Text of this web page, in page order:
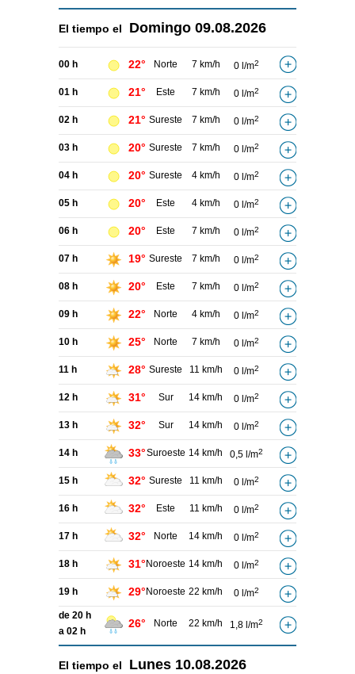
El tiempo el Domingo 09.08.2026
00 h 22° Norte 7 km/h 0 l/m2
01 h 21° Este 7 km/h 0 l/m2
02 h 21° Sureste 7 km/h 0 l/m2
03 h 20° Sureste 7 km/h 0 l/m2
04 h 20° Sureste 4 km/h 0 l/m2
05 h 20° Este 4 km/h 0 l/m2
06 h 20° Este 7 km/h 0 l/m2
07 h 19° Sureste 7 km/h 0 l/m2
08 h 20° Este 7 km/h 0 l/m2
09 h 22° Norte 4 km/h 0 l/m2
10 h 25° Norte 7 km/h 0 l/m2
11 h 28° Sureste 11 km/h 0 l/m2
12 h 31° Sur 14 km/h 0 l/m2
13 h 32° Sur 14 km/h 0 l/m2
14 h 33°Suroeste 14 km/h 0,5 l/m2
15 h 32° Sureste 11 km/h 0 l/m2
16 h 32° Este 11 km/h 0 l/m2
17 h 32° Norte 14 km/h 0 l/m2
18 h 31° Noroeste 14 km/h 0 l/m2
19 h 29° Noroeste 22 km/h 0 l/m2
de 20 h
a 02 h
26° Norte 22 km/h 1,8 l/m2
El tiempo el Lunes 10.08.2026